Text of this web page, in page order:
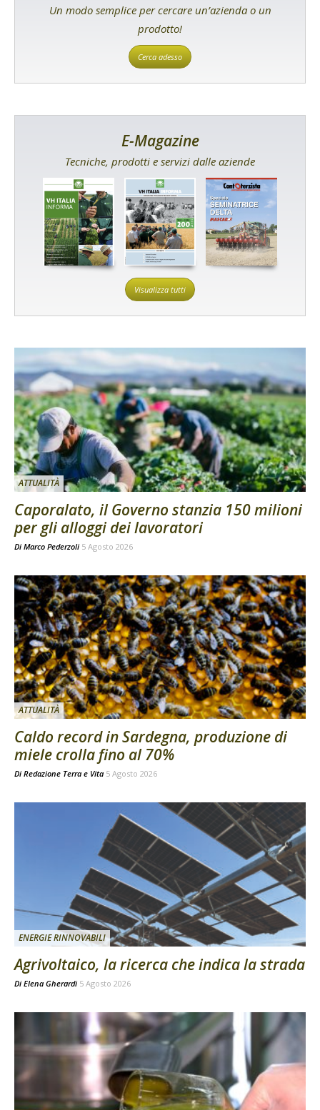
Un modo semplice per cercare un’azienda o un
prodotto!
Cerca adesso
E-Magazine
Tecniche, prodotti e servizi dalle aziende
Visualizza tutti
ATTUALITÀ
Caporalato, il Governo stanzia 150 milioni
per gli alloggi dei lavoratori
Di Marco Pederzoli 5 Agosto 2026
ATTUALITÀ
Caldo record in Sardegna, produzione di
miele crolla fino al 70%
Di Redazione Terra e Vita 5 Agosto 2026
ENERGIE RINNOVABILI
Agrivoltaico, la ricerca che indica la strada
Di Elena Gherardi 5 Agosto 2026